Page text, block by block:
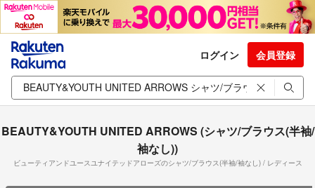
ログイン 会員登録
BEAUTY&YOUTH UNITED ARROWS (シャツ/ブラウス(半袖/
袖なし))
ビューティアンドユースユナイテッドアローズのシャツ/ブラウス(半袖/袖なし) / レディース